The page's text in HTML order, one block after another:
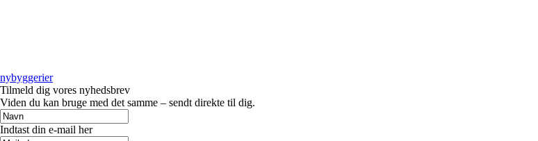
nybyggerier
Tilmeld dig vores nyhedsbrev
Viden du kan bruge med det samme – sendt direkte til dig.
Indtast din e-mail her